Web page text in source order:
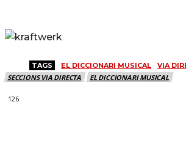
TAGS EL DICCIONARI MUSICAL VIA
SECCIONS VIA DIRECTA EL DICCIONARI MUSICAL
126